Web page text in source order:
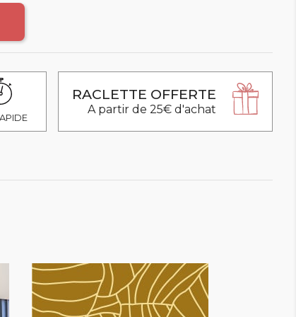
RACLETTE OFFERTE
A partir de 25€ d'achat